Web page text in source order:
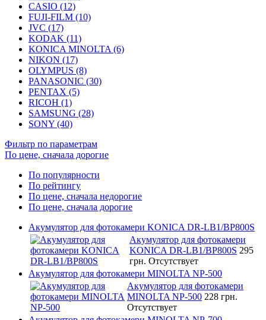
CASIO (12)
FUJI-FILM (10)
JVC (17)
KODAK (11)
KONICA MINOLTA (6)
NIKON (17)
OLYMPUS (8)
PANASONIC (30)
PENTAX (5)
RICOH (1)
SAMSUNG (28)
SONY (40)
Фильтр по параметрам
По цене, сначала дорогие
По популярности
По рейтингу
По цене, сначала недорогие
По цене, сначала дорогие
Акумулятор для фотокамери KONICA DR-LB1/BP800S
Акумулятор для фотокамери
KONICA DR-LB1/BP800S 295
грн. Отсутствует
Акумулятор для фотокамери MINOLTA NP-500
Акумулятор для фотокамери
MINOLTA NP-500 228 грн.
Отсутствует